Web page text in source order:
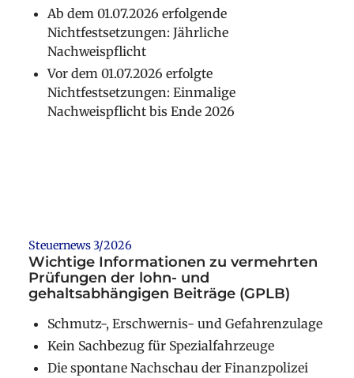
Ab dem 01.07.2026 erfolgende
Nichtfestsetzungen: Jährliche
Nachweispflicht
Vor dem 01.07.2026 erfolgte
Nichtfestsetzungen: Einmalige
Nachweispflicht bis Ende 2026
Steuernews 3/2026
Wichtige Informationen zu vermehrten
Prüfungen der lohn- und
gehaltsabhängigen Beiträge (GPLB)
Schmutz-, Erschwernis- und Gefahrenzulage
Kein Sachbezug für Spezialfahrzeuge
Die spontane Nachschau der Finanzpolizei